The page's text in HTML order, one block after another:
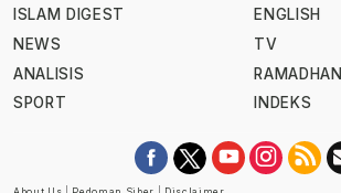
ISLAM DIGEST
NEWS
ANALISIS
SPORT
ENGLISH
TV
RAMADHAN
INDEKS